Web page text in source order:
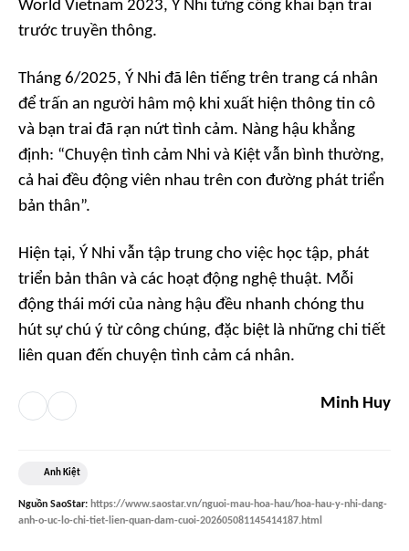
World Vietnam 2023, Ý Nhi từng công khai bạn trai
trước truyền thông.
Tháng 6/2025, Ý Nhi đã lên tiếng trên trang cá nhân
để trấn an người hâm mộ khi xuất hiện thông tin cô
và bạn trai đã rạn nứt tình cảm. Nàng hậu khẳng
định: “Chuyện tình cảm Nhi và Kiệt vẫn bình thường,
cả hai đều động viên nhau trên con đường phát triển
bản thân”.
Hiện tại, Ý Nhi vẫn tập trung cho việc học tập, phát
triển bản thân và các hoạt động nghệ thuật. Mỗi
động thái mới của nàng hậu đều nhanh chóng thu
hút sự chú ý từ công chúng, đặc biệt là những chi tiết
liên quan đến chuyện tình cảm cá nhân.
Minh Huy
Anh Kiệt
Nguồn SaoStar: https://www.saostar.vn/nguoi-mau-hoa-hau/hoa-hau-y-nhi-dang-
anh-o-uc-lo-chi-tiet-lien-quan-dam-cuoi-202605081145414187.html